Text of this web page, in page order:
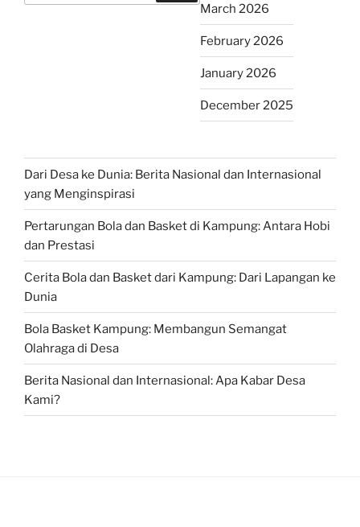
March 2026
February 2026
January 2026
December 2025
Dari Desa ke Dunia: Berita Nasional dan Internasional
yang Menginspirasi
Pertarungan Bola dan Basket di Kampung: Antara Hobi
dan Prestasi
Cerita Bola dan Basket dari Kampung: Dari Lapangan ke
Dunia
Bola Basket Kampung: Membangun Semangat
Olahraga di Desa
Berita Nasional dan Internasional: Apa Kabar Desa
Kami?